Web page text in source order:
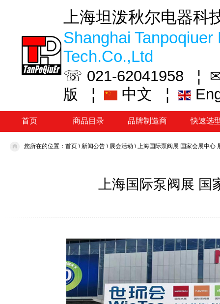
上海坦泼秋尔电器科
Shanghai
Tech.Co.,Ltd
☏ 021-62041958 ¦
版
¦ 中文 ¦
首页 商品目录 品牌制造商 快速选
您所在的位置： 首页 \新闻公告 \ 展会活动 \上海国际泵阀展 国家会展中心
上海国际泵阀展